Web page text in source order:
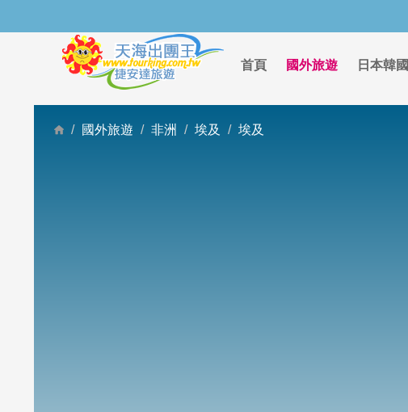
首頁 國外旅遊 日本韓國
國外旅遊 非洲 埃及 埃及